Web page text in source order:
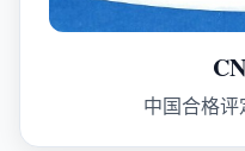
中国合格